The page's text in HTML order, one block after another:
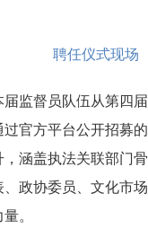
聘任仪式现场
届监督员队伍从第四
过官方平台公开招募
涵盖执法关联部门
、政协委员、文化市
。